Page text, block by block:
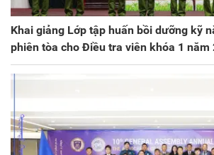
Khai giảng Lớp tập huấn bồi dưỡng kỹ
phiên tòa cho Điều tra viên khóa 1 năm